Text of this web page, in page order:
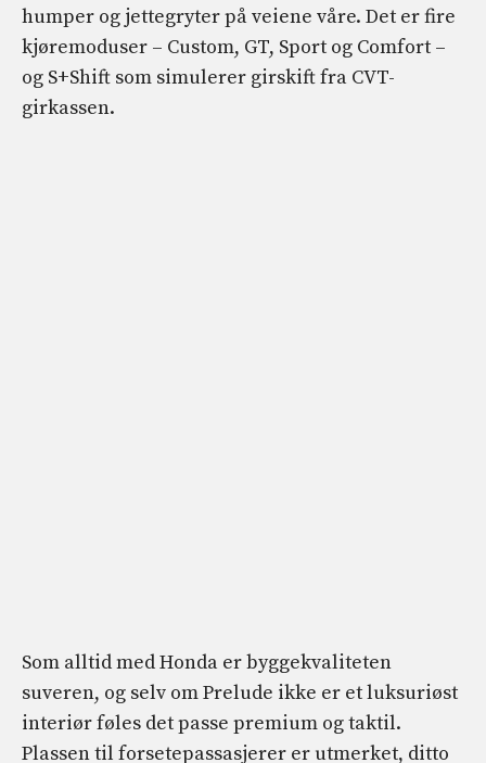
humper og jettegryter på veiene våre. Det er fire
kjøremoduser – Custom, GT, Sport og Comfort –
og S+Shift som simulerer girskift fra CVT-
girkassen.
Som alltid med Honda er byggekvaliteten
suveren, og selv om Prelude ikke er et luksuriøst
interiør føles det passe premium og taktil.
Plassen til forsetepassasjerer er utmerket, ditto